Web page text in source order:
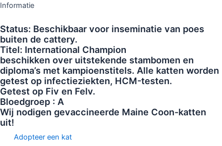
Informatie
Status: Beschikbaar voor inseminatie van poes
buiten de cattery.
Titel: International Champion
beschikken over uitstekende stambomen en
diploma’s met kampioenstitels. Alle katten worden
getest op infectieziekten, НСМ-testen.
Getest op Fiv en Felv.
Bloedgroep : A
Wij nodigen gevaccineerde Maine Coon-katten
uit!
Adopteer een kat